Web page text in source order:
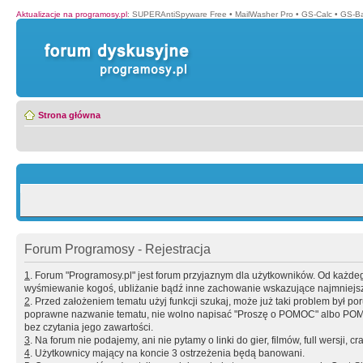
Aktualizacje na programosy.pl: SUPERAntiSpyware Free • MailWasher Pro • GS-Calc • GS-
Strona główna
Forum Programosy - Rejestracja
1. Forum "Programosy.pl" jest forum przyjaznym dla użytkowników. Od
wyśmiewanie kogoś, ubliżanie bądź inne zachowanie wskazujące
2. Przed założeniem tematu użyj funkcji szukaj, może już taki problem był
poprawne nazwanie tematu, nie wolno napisać "Proszę o POMOC" albo
bez czytania jego zawartości.
3. Na forum nie podajemy, ani nie pytamy o linki do gier, filmów, full wersji,
4. Użytkownicy mający na koncie 3 ostrzeżenia będą banowani.